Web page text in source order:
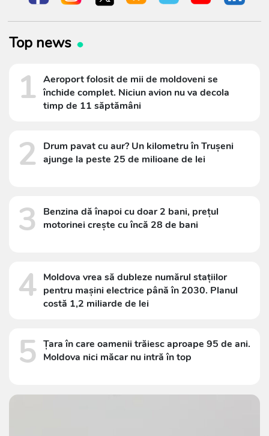
Top news
1 Aeroport folosit de mii de moldoveni se
închide complet. Niciun avion nu va decola
timp de 11 săptămâni
2
Drum pavat cu aur? Un kilometru în Trușeni
ajunge la peste 25 de milioane de lei
3
Benzina dă înapoi cu doar 2 bani, prețul
motorinei crește cu încă 28 de bani
4 Moldova vrea să dubleze numărul stațiilor
pentru mașini electrice până în 2030. Planul
costă 1,2 miliarde de lei
5 Țara în care oamenii trăiesc aproape 95 de ani.
Moldova nici măcar nu intră în top